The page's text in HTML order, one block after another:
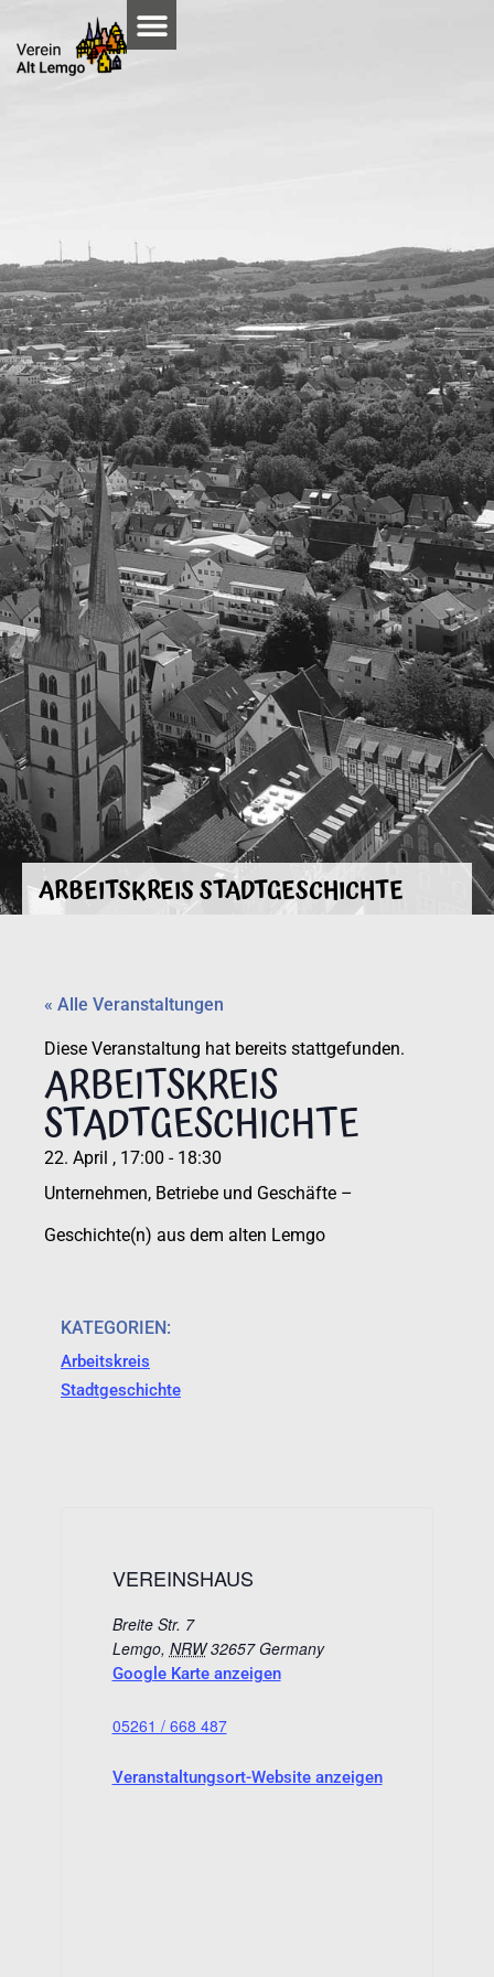
ARBEITSKREIS STADTGESCHICHTE
« Alle Veranstaltungen
Diese Veranstaltung hat bereits stattgefunden.
ARBEITSKREIS
STADTGESCHICHTE
22. April , 17:00 - 18:30
Unternehmen, Betriebe und Geschäfte –
Geschichte(n) aus dem alten Lemgo
KATEGORIEN:
Arbeitskreis
Stadtgeschichte
VEREINSHAUS
Breite Str. 7
Lemgo, NRW 32657 Germany
Google Karte anzeigen
05261 / 668 487
Veranstaltungsort-Website anzeigen